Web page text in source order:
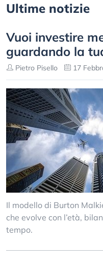
Ultime notizie
Vuoi investire
guardando la
Pietro Pisello 17
Il modello di Burton
che evolve con l’età,
tempo.